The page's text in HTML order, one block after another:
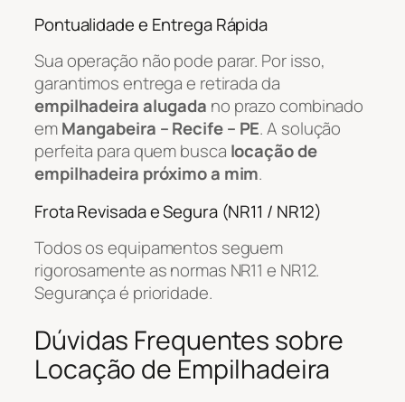
Pontualidade e Entrega Rápida
Sua operação não pode parar. Por isso,
garantimos entrega e retirada da
empilhadeira alugada no prazo combinado
emMangabeira – Recife – PE. A solução
perfeita para quem busca locação de
empilhadeira próximo a mim.
Frota Revisada e Segura (NR11 / NR12)
Todos os equipamentos seguem
rigorosamente as normas NR11 e NR12.
Segurança é prioridade.
Dúvidas Frequentes sobre
Locação de Empilhadeira